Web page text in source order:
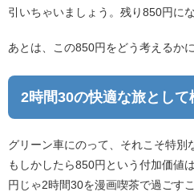
引いちゃいましょう。残り850円にな
あとは、この850円をどう考えるか
2時間30の快適な旅として
グリーン車にのって、それこそ特別
もしかしたら850円という付加価値
円じゃ2時間30を漫画喫茶で過ごす